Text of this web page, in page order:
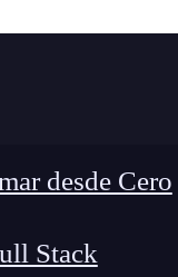
desde Cero
Stack